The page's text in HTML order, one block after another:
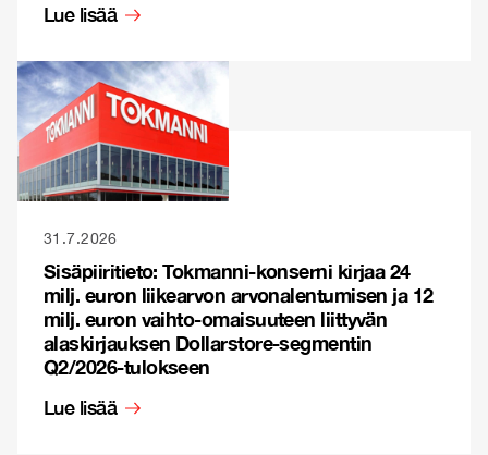
Lue lisää
31.7.2026
Sisäpiiritieto: Tokmanni-konserni kirjaa 24
milj. euron liikearvon arvonalentumisen ja 12
milj. euron vaihto-omaisuuteen liittyvän
alaskirjauksen Dollarstore-segmentin
Q2/2026-tulokseen
Lue lisää